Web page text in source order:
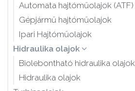
Automata hajtóműolajok (ATF)
Gépjármű hajtóműolajok
Ipari Hajtóműolajok
Hidraulika olajok
Biolebontható hidraulika olajok
Hidraulika olajok